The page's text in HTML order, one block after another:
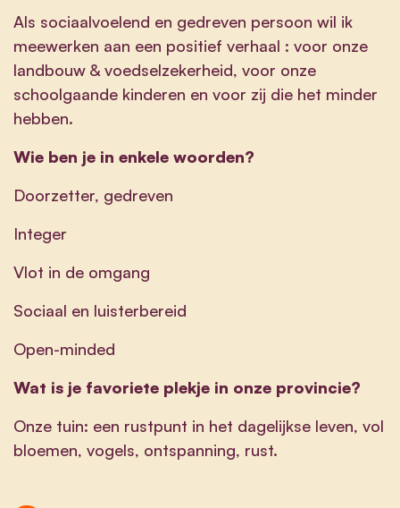
Als sociaalvoelend en gedreven persoon wil ik
meewerken aan een positief verhaal : voor onze
landbouw & voedselzekerheid, voor onze
schoolgaande kinderen en voor zij die het minder
hebben.
Wie ben je in enkele woorden?
Doorzetter, gedreven
Integer
Vlot in de omgang
Sociaal en luisterbereid
Open-minded
Wat is je favoriete plekje in onze provincie?
Onze tuin: een rustpunt in het dagelijkse leven, vol
bloemen, vogels, ontspanning, rust.